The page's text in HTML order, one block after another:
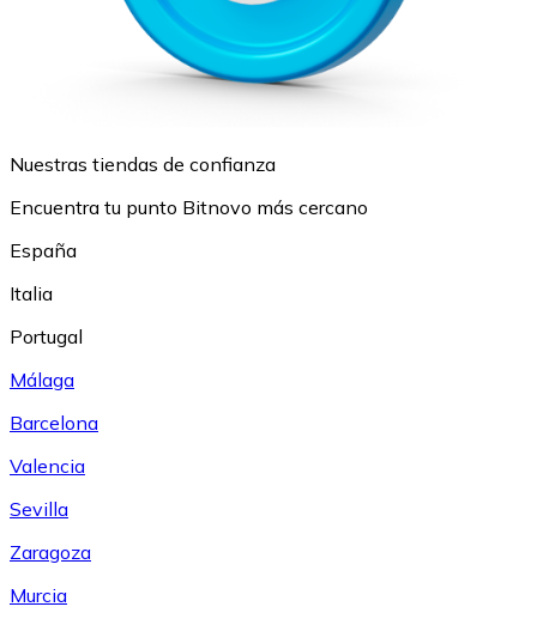
Nuestras tiendas de confianza
Encuentra tu punto Bitnovo más cercano
España
Italia
Portugal
Málaga
Barcelona
Valencia
Sevilla
Zaragoza
Murcia